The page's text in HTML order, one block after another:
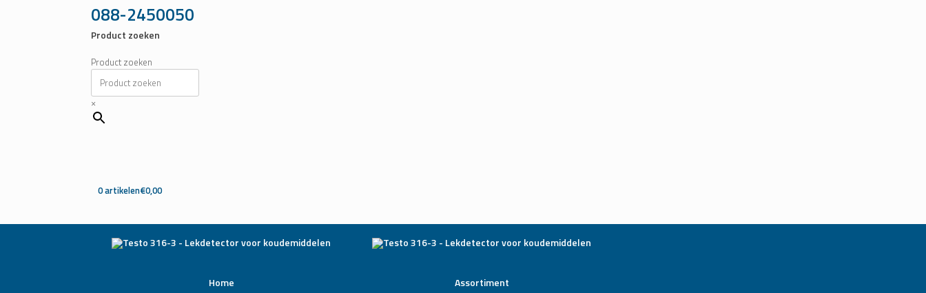
088-2450050
Product zoeken
Product zoeken
×
0 artikelen€0,00
Home Assortiment